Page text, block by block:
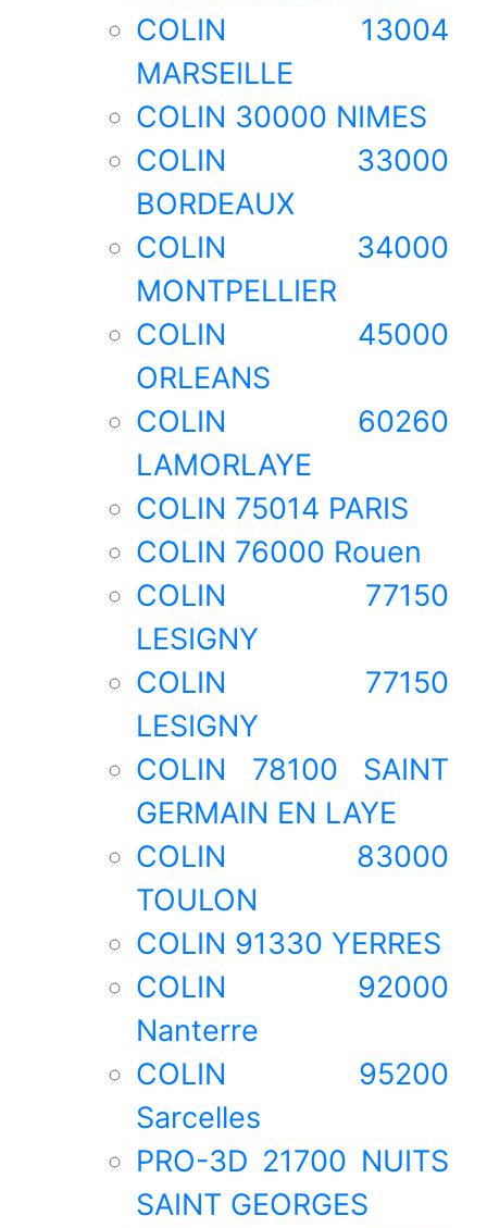
COLIN 13004
MARSEILLE
COLIN 30000 NIMES
COLIN 33000
BORDEAUX
COLIN 34000
MONTPELLIER
COLIN 45000
ORLEANS
COLIN 60260
LAMORLAYE
COLIN 75014 PARIS
COLIN 76000 Rouen
COLIN 77150
LESIGNY
COLIN 77150
LESIGNY
COLIN 78100 SAINT
GERMAIN EN LAYE
COLIN 83000
TOULON
COLIN 91330 YERRES
COLIN 92000
Nanterre
COLIN 95200
Sarcelles
PRO-3D 21700 NUITS
SAINT GEORGES